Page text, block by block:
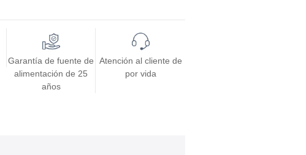
Garantía de fuente de
alimentación de 25
años
Atención al cliente de
por vida